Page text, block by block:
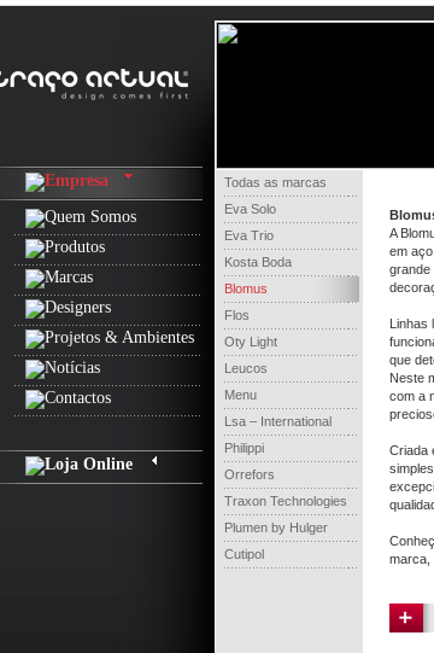
Todas as marcas
Eva Solo
Eva Trio
Kosta Boda
Blomus
Flos
Oty Light
Leucos
Menu
Lsa – International
Philippi
Orrefors
Traxon Technologies
Plumen by Hulger
Cutipol
A
em
grande
Linhas
que
Neste
com a
Criada
marca,